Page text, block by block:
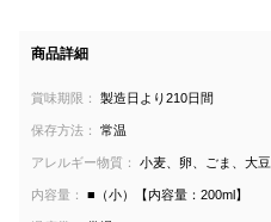
商品詳細
賞味期限： 製造日より210日間
保存方法： 常温
アレルギー物質： 小麦、卵、ごま、大豆
内容量： ■（小）【内容量：200ml】